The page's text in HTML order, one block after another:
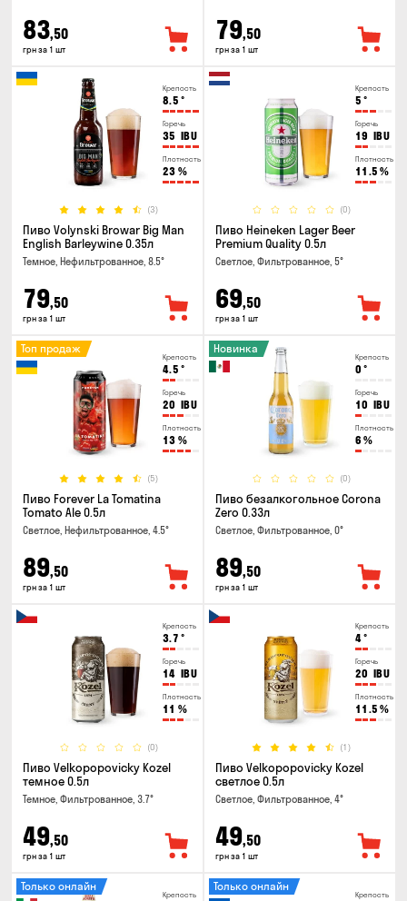
83,50
грн за 1 шт
79,50
грн за 1 шт
Крепость
8.5 °
Горечь
35 IBU
Плотность
23 %
(3)
Пиво Volynski Browar Big Man
English Barleywine 0.35л
Темное, Нефильтрованное, 8.5°
79,50
грн за 1 шт
Крепость
5 °
Горечь
19 IBU
Плотность
11.5 %
(0)
Пиво Heineken Lager Beer
Premium Quality 0.5л
Светлое, Фильтрованное, 5°
69,50
грн за 1 шт
Крепость
4.5 °
Горечь
20 IBU
Плотность
13 %
(5)
Топ продаж
Пиво Forever La Tomatina
Tomato Ale 0.5л
Светлое, Нефильтрованное, 4.5°
89,50
грн за 1 шт
Крепость
0 °
Горечь
10 IBU
Плотность
6 %
(0)
Новинка
Пиво безалкогольное Corona
Zero 0.33л
Светлое, Фильтрованное, 0°
89,50
грн за 1 шт
Крепость
3.7 °
Горечь
14 IBU
Плотность
11 %
(0)
Пиво Velkopopovicky Kozel
темное 0.5л
Темное, Фильтрованное, 3.7°
49,50
грн за 1 шт
Крепость
4°
Горечь
20 IBU
Плотность
11.5 %
(1)
Пиво Velkopopovicky Kozel
светлое 0.5л
Светлое, Фильтрованное, 4°
49,50
грн за 1 шт
Крепость
Только онлайн
Крепость
Только онлайн